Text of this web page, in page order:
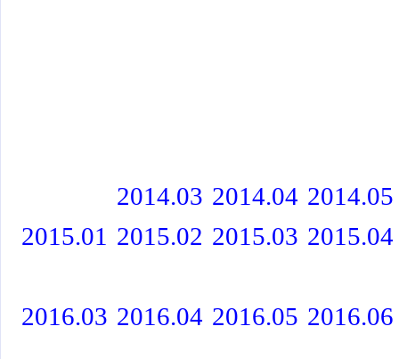
2014.03 2014.04 2014.05
2015.01 2015.02 2015.03 2015.04
2016.03 2016.04 2016.05 2016.06